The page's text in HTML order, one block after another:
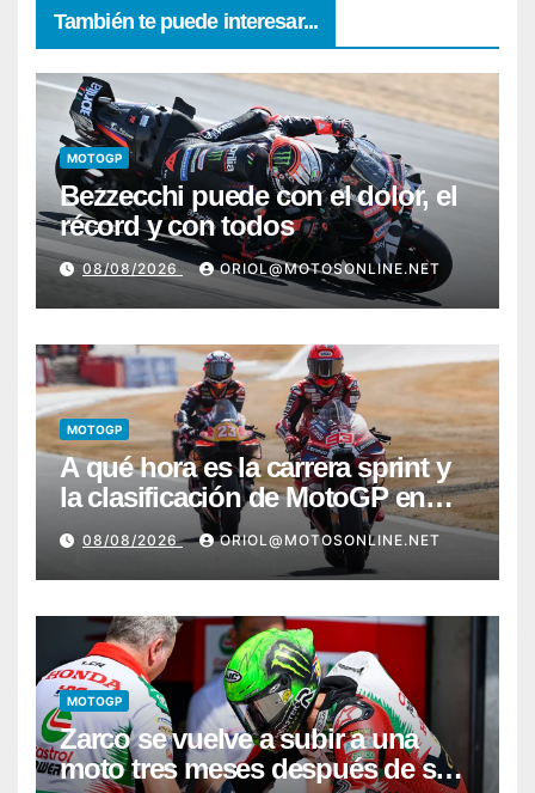
También te puede interesar...
MOTOGP
Bezzecchi puede con el dolor, el
récord y con todos
08/08/2026 ORIOL@MOTOSONLINE.NET
MOTOGP
A qué hora es la carrera sprint y
la clasificación de MotoGP en
Silverstone
08/08/2026 ORIOL@MOTOSONLINE.NET
MOTOGP
Zarco se vuelve a subir a una
moto tres meses después de su